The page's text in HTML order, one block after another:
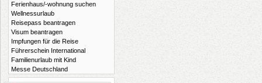
Ferienhaus/-wohnung suchen
Wellnessurlaub
Reisepass beantragen
Visum beantragen
Impfungen für die Reise
Führerschein International
Familienurlaub mit Kind
Messe Deutschland